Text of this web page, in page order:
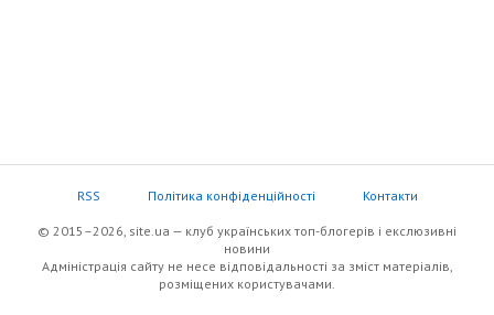
RSS Політика конфіденційності Контакти
© 2015–2026, site.ua — клуб українських топ-блогерів i екслюзивнi
новини
Адміністрація сайту не несе відповідальності за зміст матеріалів,
розміщених користувачами.